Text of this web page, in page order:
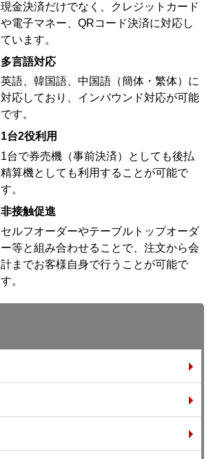
現金決済だけでなく、クレジットカード
や電子マネー、QRコード決済に対応し
ています。
多言語対応
英語、韓国語、中国語（簡体・繁体）に
対応しており、インバウンド対応が可能
です。
1台2役利用
1台で券売機（事前決済）としても後払
精算機としても利用することが可能で
す。
非接触促進
セルフオーダーやテーブルトップオーダ
ー等と組み合わせることで、注文から会
計までお客様自身で行うことが可能で
す。